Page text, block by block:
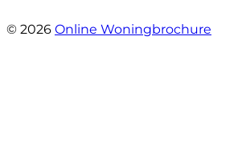
© 2026 Online Woningbrochure